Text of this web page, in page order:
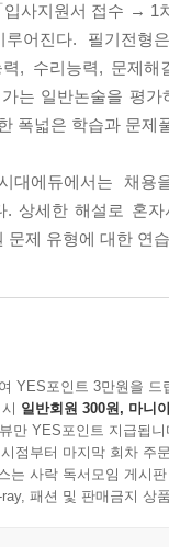
입사지원서 접수 →
어진다. 필기전형
력, 수리능력, 문제
는 일반논술을 평
폭넓은 학습과 문
대에듀에서는 채
. 상세한 해설로 혼
문제 유형에 대한 연
YES포인트 3만원을 드
일반회원 300원, 마니
만 YES포인트 지급됩니
점부터 마지막 회차 주
는 사락 독서모임 게시
패션 및 판매금지 상